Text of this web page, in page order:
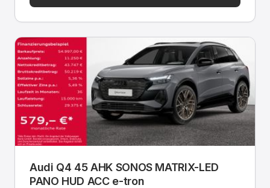
Audi Q4 45 AHK SONOS MATRIX-LED
PANO HUD ACC e-tron